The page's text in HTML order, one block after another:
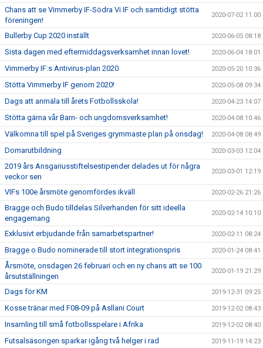
Chans att se Vimmerby IF-Södra Vi IF och samtidigt stötta
föreningen!
2020-07-02 11:00
Bullerby Cup 2020 inställt 2020-06-05 08:18
Sista dagen med eftermiddagsverksamhet innan lovet! 2020-06-04 18:01
Vimmerby IF:s Antivirus-plan 2020 2020-05-20 10:36
Stötta Vimmerby IF genom 2020! 2020-05-08 09:34
Dags att anmäla till årets Fotbollsskola! 2020-04-23 14:07
Stötta gärna vår Barn- och ungdomsverksamhet! 2020-04-08 10:46
Välkomna till spel på Sveriges grymmaste plan på onsdag! 2020-04-08 08:49
Domarutbildning 2020-03-03 12:04
2019 års Ansgariusstiftelsestipender delades ut för några
veckor sen
2020-03-01 12:19
VIFs 100e årsmöte genomfördes ikväll 2020-02-26 21:26
Bragge och Budo tilldelas Silverhanden för sitt ideella
engagemang
2020-02-14 10:10
Exklusivt erbjudande från samarbetspartner! 2020-02-11 08:24
Bragge o Budo nominerade till stort integrationspris 2020-01-24 08:41
Årsmöte, onsdagen 26 februari och en ny chans att se 100
årsutställningen
2020-01-19 21:29
Dags för KM 2019-12-31 09:25
Kosse tränar med F08-09 på Asllani Court 2019-12-02 08:43
Insamling till små fotbollsspelare i Afrika 2019-12-02 08:40
Futsalsäsongen sparkar igång två helger i rad 2019-11-19 14:23